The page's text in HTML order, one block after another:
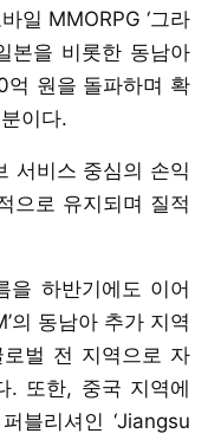
일 MMORPG ‘그라
본을 비롯한 동남아
원을 돌파하며 확
이다.
서비스 중심의 손익
으로 유지되며 질적
을 하반기에도 이어
의 동남아 추가 지역
벌 전 지역으로 자
. 또한, 중국 지역에
블리셔인 ‘Jiangsu